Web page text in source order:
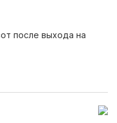
после выхода на